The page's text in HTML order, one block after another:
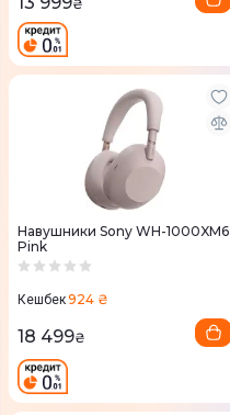
₴
Навушники Sony WH-1000XM6
Pink
Кешбек924 ₴
18 499₴